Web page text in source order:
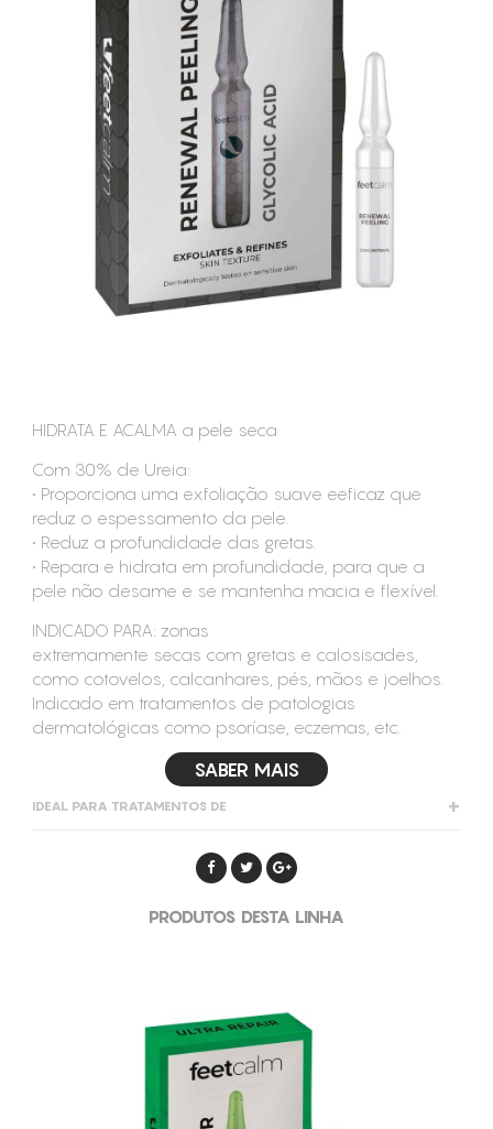
CONSUMÍVEIS
ASSISTÊNCIA TÉCNICA
CONTACTOS
HIDRATA E ACALMA a pele seca
Com 30% de Ureia:
• Proporciona uma exfoliação suave eeficaz que
reduz o espessamento da pele.
• Reduz a profundidade das gretas.
• Repara e hidrata em profundidade, para que a
pele não desame e se mantenha macia e flexível.
INDICADO PARA: zonas
extremamente secas com gretas e calosisades,
como cotovelos, calcanhares, pés, mãos e joelhos.
Indicado em tratamentos de patologias
dermatológicas como psoríase, eczemas, etc.
SABER MAIS
IDEAL PARA TRATAMENTOS DE
PRODUTOS DESTA LINHA